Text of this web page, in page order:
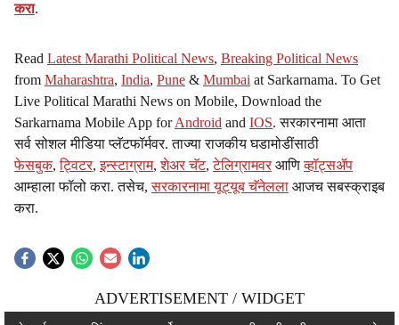
करा.
Read Latest Marathi Political News, Breaking Political News
from Maharashtra, India, Pune & Mumbai at Sarkarnama. To Get
Live Political Marathi News on Mobile, Download the
Sarkarnama Mobile App forAndroid and IOS. सरकारनामा आता
सर्व सोशल मीडिया प्लॅटफॉर्मवर. ताज्या राजकीय घडामोडींसाठी
फेसबुक,ट्विटर,इन्स्टाग्राम,शेअर चॅट,टेलिग्रामवर आणिव्हॉट्सॲप
आम्हाला फॉलो करा. तसेच,सरकारनामा यूट्यूब चॅनेलला आजच सबस्क्राइब
करा.
ADVERTISEMENT / WIDGET